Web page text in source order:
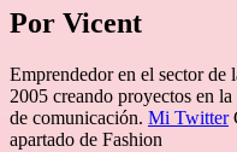
Por Vicent
Emprendedor en el sector de
2005 creando proyectos en
de comunicación. Mi Twitter
apartado de Fashion